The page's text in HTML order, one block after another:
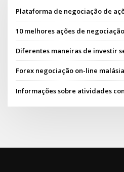
Plataforma de negociação de
10 melhores ações de
Diferentes maneiras de investir
Forex negociação on-line malásia
Informações sobre atividades